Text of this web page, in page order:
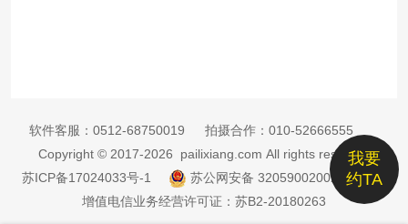
我要
约TA
软件客服： 0512-68750019 拍摄合作： 010-52666555
Copyright © 2017-2026 pailixiang.com All rights reserved
苏ICP备17024033号-1
苏公网安备 32059002002885号
增值电信业务经营许可证：苏B2-20180263